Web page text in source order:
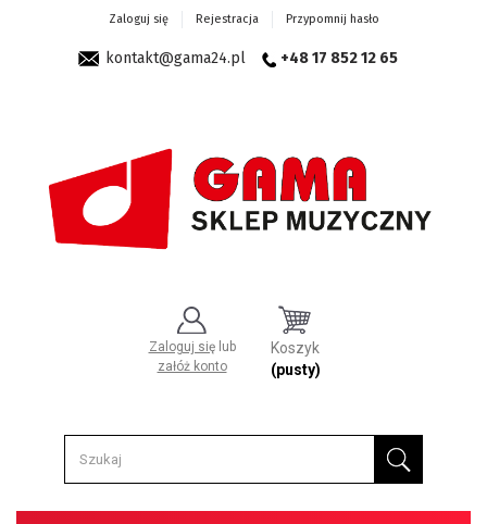
Zaloguj się Rejestracja Przypomnij hasło
kontakt@gama24.pl +48 17 852 12 65
Zaloguj się lub
załóż konto
Koszyk
(pusty)